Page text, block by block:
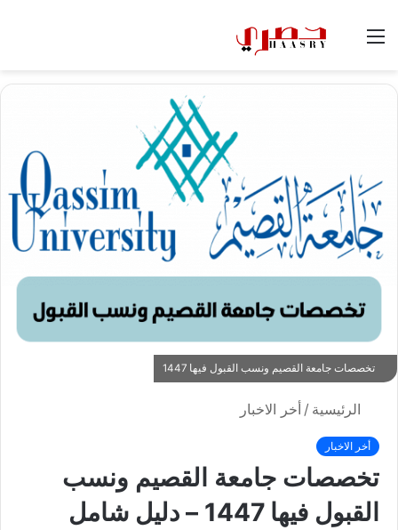
القائمة
تخصصات جامعة القصيم ونسب القبول فيها 1447
الرئيسية / أخر الاخبار
أخر الاخبار
تخصصات جامعة القصيم ونسب
القبول فيها 1447 – دليل شامل